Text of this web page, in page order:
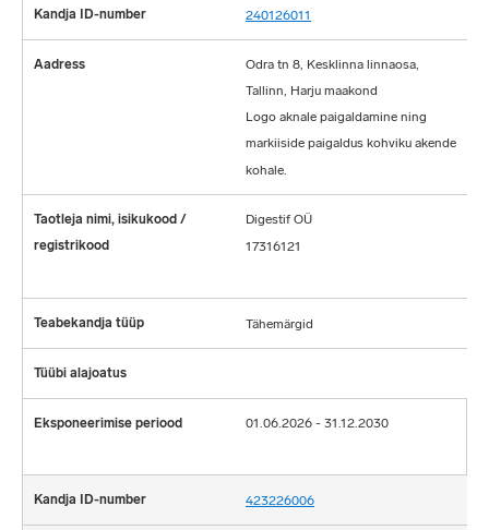
240126011
Odra tn 8, Kesklinna linnaosa,
Tallinn, Harju maakond
Logo aknale paigaldamine ning
markiiside paigaldus kohviku akende
kohale.
Digestif OÜ
17316121
Tähemärgid
01.06.2026 - 31.12.2030
423226006